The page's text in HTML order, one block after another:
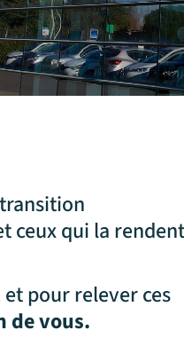
ceux qui la rendent
pour relever ces
de vous.